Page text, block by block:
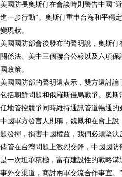
美國防長奧斯仃在會談時則警告中國“
進一步行動”。奧斯仃重申台海和平穩
變現狀。
美國國防部會後發布的聲明說，奧斯
關係法、美中三個聯合公報以及六項
國政策。
美國國防部的聲明還表示，雙方還討
包括朝鮮問題和俄羅斯侵烏戰爭。奧
任地管控競爭同時維持通訊管道暢通的
中國軍方發言人則稱，魏鳳和在會上說
題發揮，損害中國權益，我們必須堅決
儘管在台灣問題上激烈交鋒，中國國防
是一次坦承積極，富有建設性的戰略溝
事外交渠道，商討兩軍交流合作事宜。”